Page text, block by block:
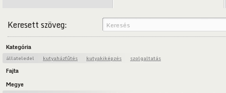
Keresett szöveg:
Kategória
állateledel kutyaházfűtés kutyakiképzés szolgaltatás
Fajta
Megye